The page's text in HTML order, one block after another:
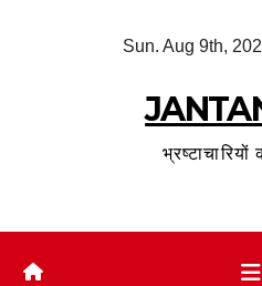
Sun. Aug 9th,
भ्रष्टाचारियों